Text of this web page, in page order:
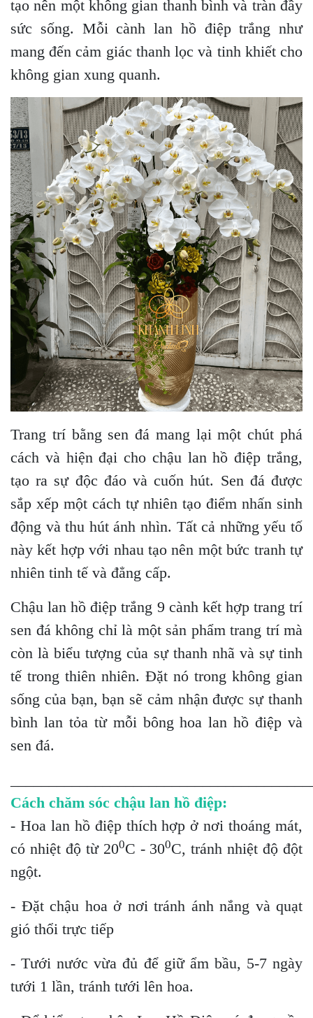
tạo nên một không gian thanh bình và tràn đầy
sức sống. Mỗi cành lan hồ điệp trắng như
mang đến cảm giác thanh lọc và tinh khiết cho
không gian xung quanh.
Trang trí bằng sen đá mang lại một chút phá
cách và hiện đại cho chậu lan hồ điệp trắng,
tạo ra sự độc đáo và cuốn hút. Sen đá được
sắp xếp một cách tự nhiên tạo điểm nhấn sinh
động và thu hút ánh nhìn. Tất cả những yếu tố
này kết hợp với nhau tạo nên một bức tranh tự
nhiên tinh tế và đẳng cấp.
Chậu lan hồ điệp trắng 9 cành kết hợp trang trí
sen đá không chỉ là một sản phẩm trang trí mà
còn là biểu tượng của sự thanh nhã và sự tinh
tế trong thiên nhiên. Đặt nó trong không gian
sống của bạn, bạn sẽ cảm nhận được sự thanh
bình lan tỏa từ mỗi bông hoa lan hồ điệp và
sen đá.
Cách chăm sóc chậu lan hồ điệp:
- Hoa lan hồ điệp thích hợp ở nơi thoáng mát,
có nhiệt độ từ 200C - 300C, tránh nhiệt độ đột
ngột.
- Đặt chậu hoa ở nơi tránh ánh nắng và quạt
gió thổi trực tiếp
- Tưới nước vừa đủ để giữ ẩm bầu, 5-7 ngày
tưới 1 lần, tránh tưới lên hoa.